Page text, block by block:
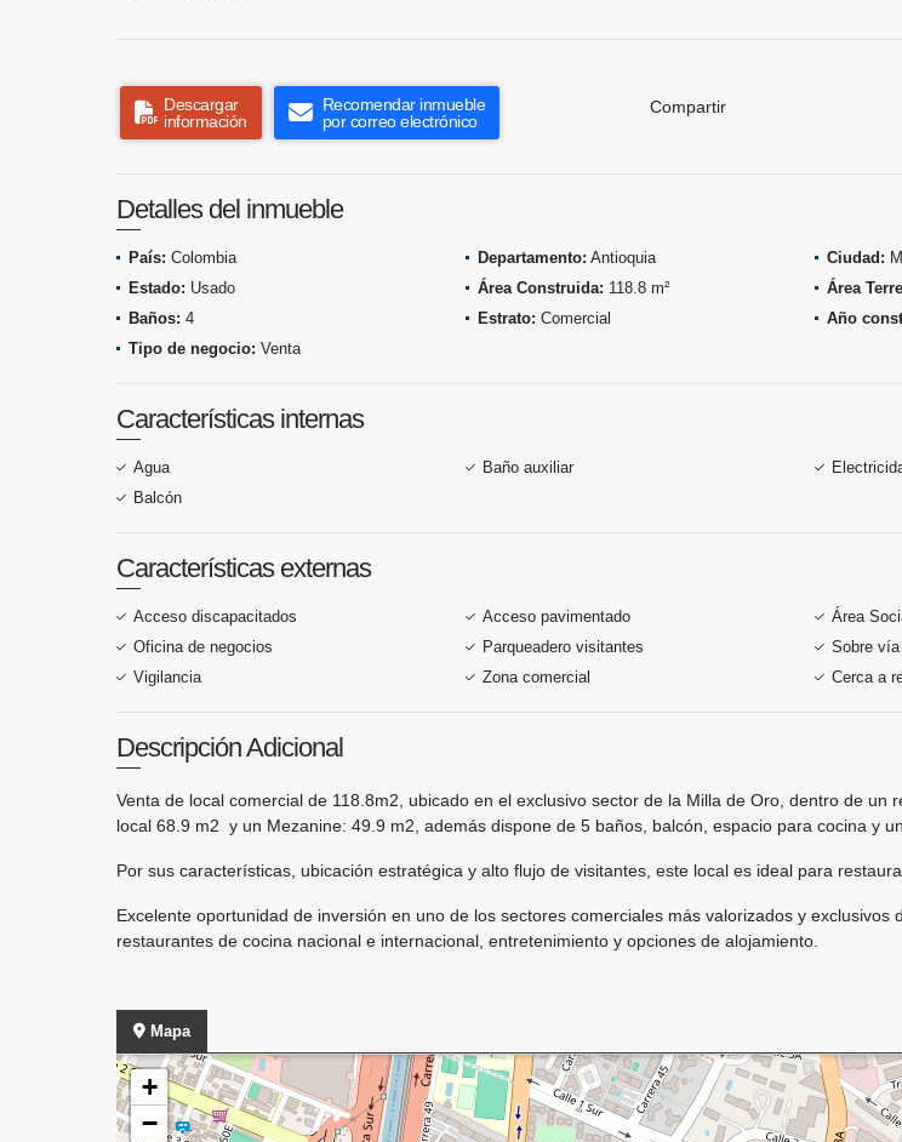
Descargar
información
Recomendar inmueble
por correo electrónico
Compartir
Detalles del inmueble
País: Colombia Departamento: Antioquia Ciudad:
Estado: Usado Área Construida: 118.8 m² Área
Baños: 4 Estrato: Comercial Año
Tipo de negocio: Venta
Características internas
Agua Baño auxiliar
Balcón
Características externas
Acceso discapacitados Acceso pavimentado Área
Oficina de negocios
Parqueadero visitantes Sobre vía
Vigilancia
Zona comercial Cerca a
Descripción Adicional
Venta de local comercial de 118.8m2, ubicado en el exclusivo sector de la Milla de Oro, dentro de
local 68.9 m2 y un Mezanine: 49.9 m2, además dispone de 5 baños, balcón, espacio para cocina y
Por sus características, ubicación estratégica y alto flujo de visitantes, este local es ideal para
Excelente oportunidad de inversión en uno de los sectores comerciales más valorizados y
restaurantes de cocina nacional e internacional, entretenimiento y opciones de alojamiento.
Mapa
+
−